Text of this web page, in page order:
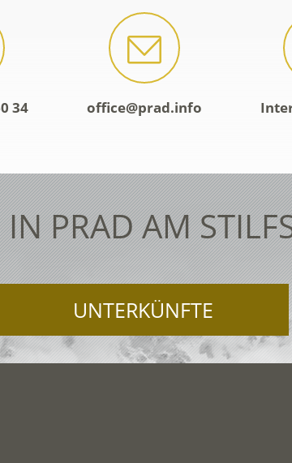
34 office@prad.info
PRAD AM
UNTERKÜNFTE